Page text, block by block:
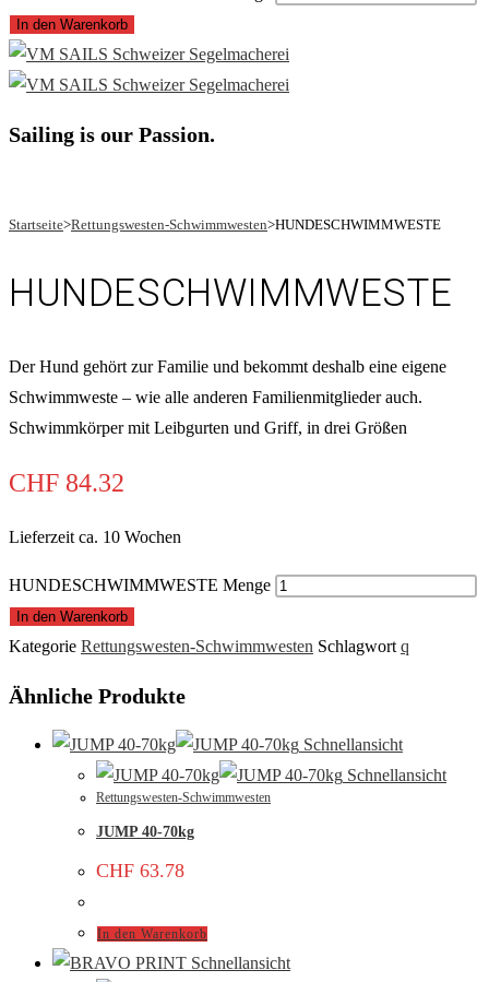
In den Warenkorb
Sailing is our Passion.
Startseite>Rettungswesten-Schwimmwesten>HUNDESCHWIMMWESTE
HUNDESCHWIMMWESTE
Der Hund gehört zur Familie und bekommt deshalb eine eigene
Schwimmweste – wie alle anderen Familienmitglieder auch.
Schwimmkörper mit Leibgurten und Griff, in drei Größen
CHF 84.32
Lieferzeit ca. 10 Wochen
HUNDESCHWIMMWESTE Menge
In den Warenkorb
Kategorie Rettungswesten-Schwimmwesten Schlagwort q
Ähnliche Produkte
Schnellansicht
Schnellansicht
Rettungswesten-Schwimmwesten
JUMP 40-70kg
CHF 63.78
In den Warenkorb
Schnellansicht